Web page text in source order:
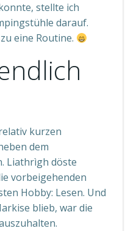
stellte ich
darauf.
eine Routine.
kurzen
dem
Liathrìgh döste
vorbeigehenden
Hobby: Lesen. Und
blieb, war die